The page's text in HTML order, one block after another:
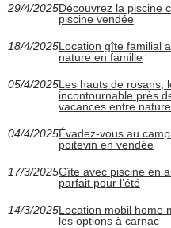
29/4/2025Découvrez la piscine
piscine vendée
18/4/2025Location gîte familial
nature en famille
05/4/2025Les hauts de rosans,
incontournable près
vacances entre
04/4/2025Évadez-vous au
poitevin en vendée
17/3/2025Gîte avec piscine en
parfait pour l’été
14/3/2025Location mobil home
les options à carnac